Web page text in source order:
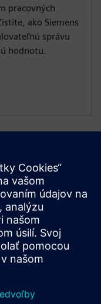
pracovných
ako Siemens
správu
hodnotu.
poháňajúcich